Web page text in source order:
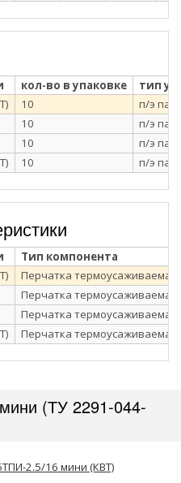
кол-во в упаковке тип
10 п/э
10 п/э
10 п/э
10 п/э
Тип компонента
Перчатка термоусаживаемая
Перчатка термоусаживаемая
Перчатка термоусаживаемая
Перчатка термоусаживаемая
(ТУ 2291-044-
2.5/16 мини (КВТ)